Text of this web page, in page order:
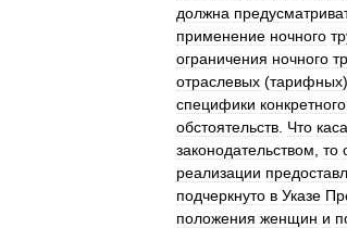
должна
применение ночного
ограничения ночного
отраслевых (тарифных)
специфики конкретного
обстоятельств Что
законодательством то
реализации
подчеркнуто в Указе
положения женщин и